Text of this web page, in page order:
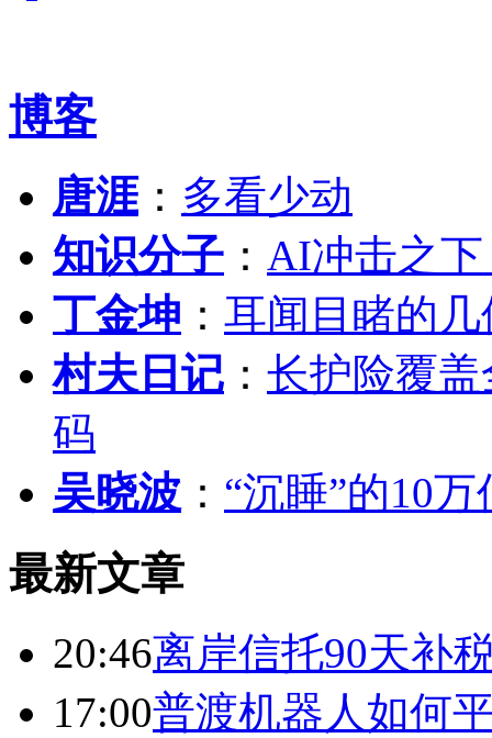
博客
唐涯： 多看少动
知识分子 ： AI冲击之
丁金坤 ： 耳闻目睹的
村夫日记 ： 长护险覆
码
吴晓波 ： “沉睡”的10
最新文章
20:46离岸信托90天补
17:00普渡机器人如何